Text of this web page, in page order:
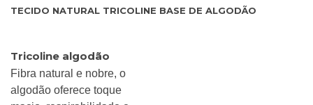
TECIDO NATURAL TRICOLINE BASE DE ALGODÃO
Tricoline algodão
Fibra natural e nobre, o
algodão oferece toque